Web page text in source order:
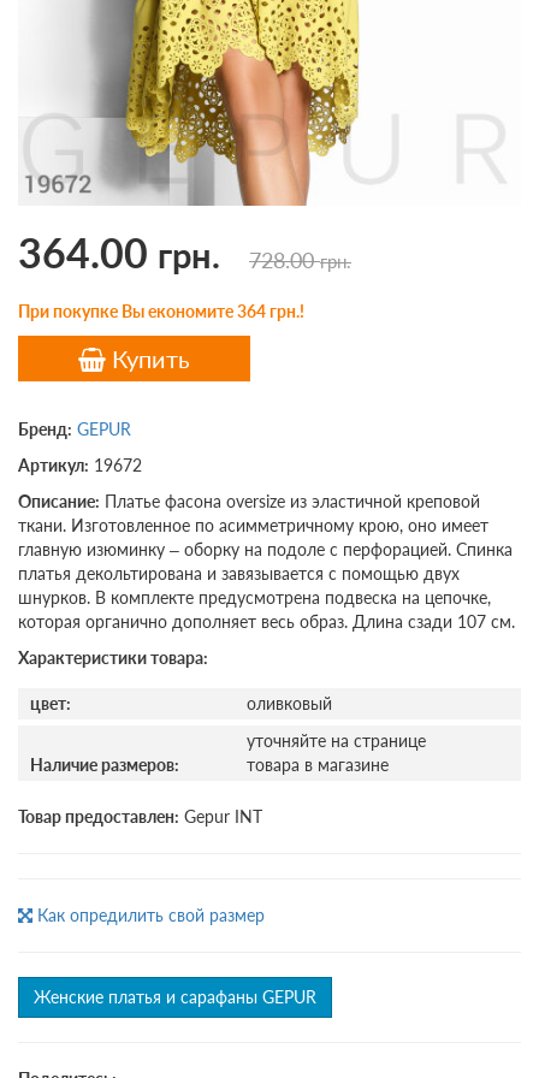
364.00 грн. 728.00грн.
При покупке Вы економите 364 грн.!
Купить
Бренд: GEPUR
Артикул: 19672
Описание: Платье фасона oversize из эластичной креповой
ткани. Изготовленное по асимметричному крою, оно имеет
главную изюминку – оборку на подоле с перфорацией. Спинка
платья декольтирована и завязывается с помощью двух
шнурков. В комплекте предусмотрена подвеска на цепочке,
которая органично дополняет весь образ. Длина сзади 107 см.
Характеристики товара:
цвет: оливковый
Наличие размеров:
уточняйте на странице
товара в магазине
Товар предоставлен: Gepur INT
Как опредилить свой размер
Женские платья и сарафаны GEPUR